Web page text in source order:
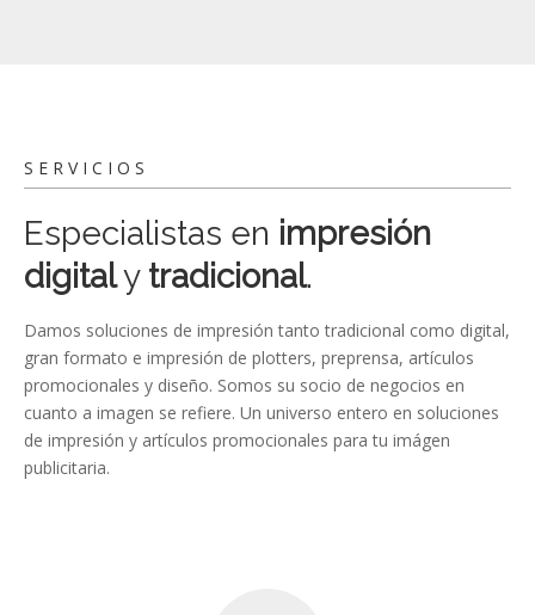
SERVICIOS
Especialistas en impresión
digitaly tradicional.
Damos soluciones de impresión tanto tradicional como digital,
gran formato e impresión de plotters, preprensa, artículos
promocionales y diseño. Somos su socio de negocios en
cuanto a imagen se refiere. Un universo entero en soluciones
de impresión y artículos promocionales para tu imágen
publicitaria.